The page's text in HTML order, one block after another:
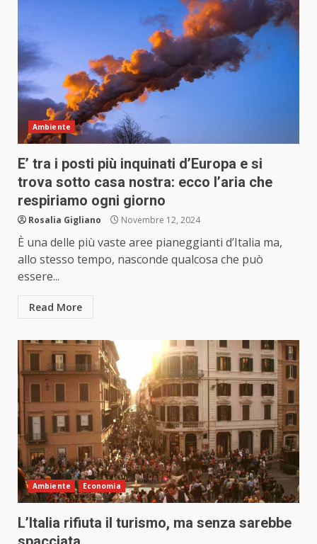
Ambiente
E’ tra i posti più inquinati d’Europa e si
trova sotto casa nostra: ecco l’aria che
respiriamo ogni giorno
Rosalia Gigliano Novembre 12, 2024
È una delle più vaste aree pianeggianti d’Italia ma,
allo stesso tempo, nasconde qualcosa che può
essere...
Read More
Ambiente Economia
L’Italia rifiuta il turismo, ma senza sarebbe